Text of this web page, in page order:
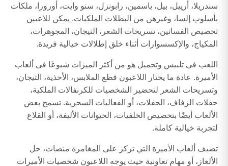
سندريلا، أرييل، بيل، ياسمين، رابونزل، سنو وايت، أورورا، ملكات
بأسلوب إلسا، وغيرهن من البطلات الملكيات. يمكن للاعبين
تخصيص الفساتين، تسريحات الشعر، التيجان، المجوهرات،
المكياج، والإكسسوارات أثناء خلق إطلالات خيالية فريدة.
اللعب في تلبيس وتجميل هو من أكثر الميزات شيوعًا في ألعاب
الأميرة. عادة ما يختار اللاعبون قطع الملابس، الأحذية، التيجان،
وتسريحات الشعر لتحضير الشخصيات للكرنفالات الملكية،
حفلات الزفاف، الحفلات، أو الفعاليات السحرية. تسمح بعض
الألعاب أيضًا بتخصيص الخلفيات، الحيوانات الأليفة، أو القلاع
لتجربة خيالية كاملة.
تضيف ألعاب الأميرة التي تركز على المغامرة منصات، حل
الألغاز، أو مهام تعاونية حيث يوجه اللاعبون شخصيات الأميرات